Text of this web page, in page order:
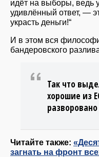
идёт на выборы, ведь
удивлённый ответ, —
украсть деньги!“
И в этом вся
бандеровского
Так что
хорошие из
Читайте также:
загнать на фронт